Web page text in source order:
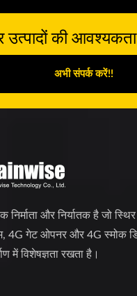
की
अभी संपर्क करें!!
और निर्यातक है जो
4G गेट ओपनर और 4G स्मोक
में विशेषज्ञता रखता है।